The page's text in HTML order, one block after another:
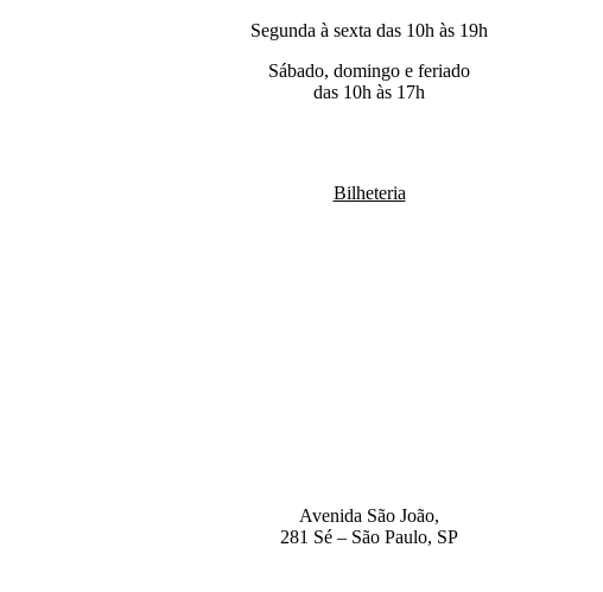
Segunda à sexta das 10h às 19h
Sábado, domingo e feriado
das 10h às 17h
Bilheteria
Avenida São João,
281 Sé – São Paulo, SP